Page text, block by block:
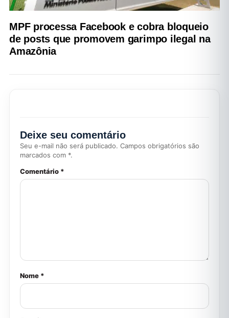
MPF processa Facebook e cobra bloqueio
de posts que promovem garimpo ilegal na
Amazônia
Deixe seu comentário
Seu e-mail não será publicado. Campos obrigatórios são
marcados com *.
Comentário *
Nome *